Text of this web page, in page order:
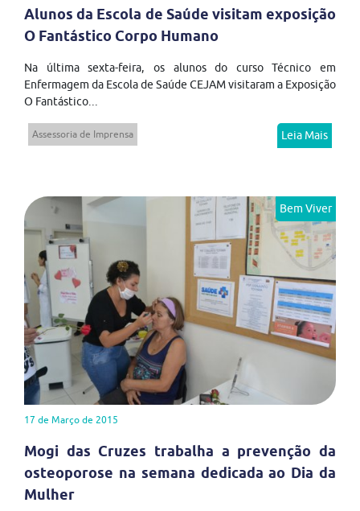
Alunos da Escola de Saúde visitam exposição
O Fantástico Corpo Humano
Na última sexta-feira, os alunos do curso Técnico em
Enfermagem da Escola de Saúde CEJAM visitaram a Exposição
O Fantástico...
Assessoria de Imprensa Leia Mais
Bem Viver
17 de Março de 2015
Mogi das Cruzes trabalha a prevenção da
osteoporose na semana dedicada ao Dia da
Mulher